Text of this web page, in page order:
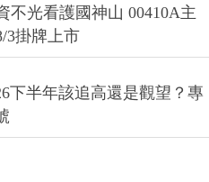
不光看護國神山 00410A主
3掛牌上市
下半年該追高還是觀望？專